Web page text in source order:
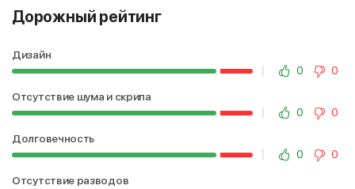
Дорожный рейтинг
Дизайн
0
0
Отсутствие шума и скрипа
0
0
Долговечность
0
0
Отсутствие разводов